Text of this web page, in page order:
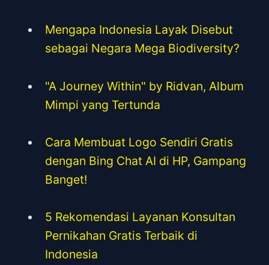
Mengapa Indonesia Layak Disebut
sebagai Negara Mega Biodiversity?
"A Journey Within" by Ridvan, Album
Mimpi yang Tertunda
Cara Membuat Logo Sendiri Gratis
dengan Bing Chat AI di HP, Gampang
Banget!
5 Rekomendasi Layanan Konsultan
Pernikahan Gratis Terbaik di
Indonesia